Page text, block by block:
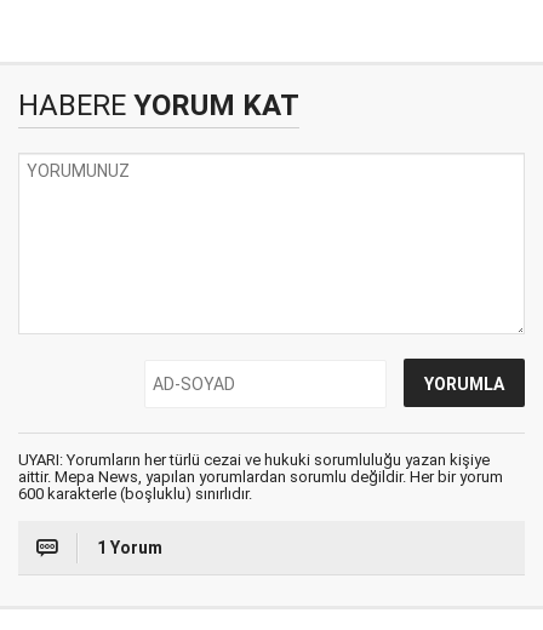
HABERE YORUM KAT
UYARI: Yorumların her türlü cezai ve hukuki sorumluluğu yazan kişiye
aittir. Mepa News, yapılan yorumlardan sorumlu değildir. Her bir yorum
600 karakterle (boşluklu) sınırlıdır.
1 Yorum